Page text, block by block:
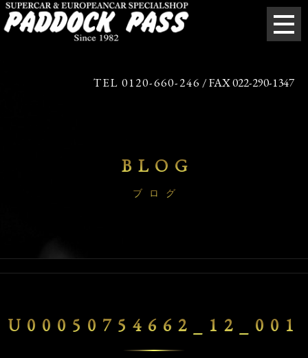
TEL 0120-660-246 / FAX 022-290-1347
BLOG
ブログ
U00050754662_12_001